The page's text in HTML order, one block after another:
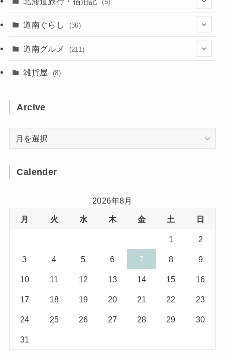
(16)
(31)
(78)
(16)
(3)
(2)
(1) (2)
(2)
(11)
(5)
(5)
道南ぐらし (36)
(13)
(10)
道南グルメ (211)
(3)
(10)
(2)
雑貨屋 (8)
Arcive
Arcive
Calender
2026年8月
月 火 水 木 金 土 日
1 2
3 4 5 6 7 8 9
10 11 12 13 14 15 16
17 18 19 20 21 22 23
24 25 26 27 28 29 30
31